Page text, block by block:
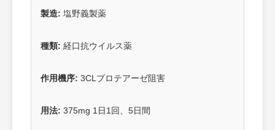
製造: 塩野義製薬
種類: 経口抗ウイルス薬
作用機序: 3CLプロテアーゼ阻害
用法: 375mg 1日1回、5日間